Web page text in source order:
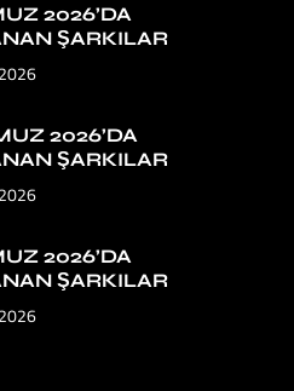
2026’DA
ŞARKILAR
2026’DA
ŞARKILAR
2026’DA
ŞARKILAR